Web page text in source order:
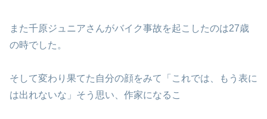
また千原ジュニアさんがバイク事故を起こしたのは27歳
の時でした。
そして変わり果てた自分の顔をみて「これでは、もう表に
は出れないな」そう思い、作家になるこ